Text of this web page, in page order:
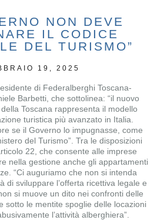
NON DEVE
IL CODICE
DEL TURISMO”
19, 2025
di Federalberghi Toscana-
Barbetti, che sottolinea: “il nuovo
Toscana rappresenta il modello
turistica più avanzato in Italia.
se il Governo lo impugnasse, come
del Turismo”. Tra le disposizioni
22, che consente alle imprese
nella gestione anche gli appartamenti
“Ci auguriamo che non si intenda
di sviluppare l’offerta ricettiva legale e
si muove un dito nei confronti delle
sotto le mentite spoglie delle locazioni
l’attività alberghiera”.